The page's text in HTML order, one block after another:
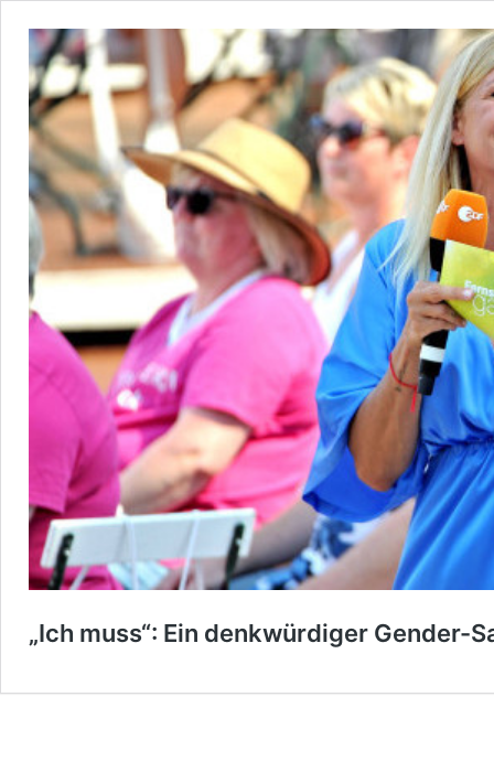
„Ich muss“: Ein denkwürdiger Gender-